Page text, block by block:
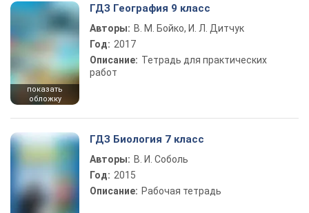
показать
обложку
ГДЗ География 9 класс
Авторы: В. М. Бойко, И. Л. Дитчук
Год: 2017
Описание: Тетрадь для практических
работ
ГДЗ Биология 7 класс
Авторы: В. И. Соболь
Год: 2015
Описание: Рабочая тетрадь